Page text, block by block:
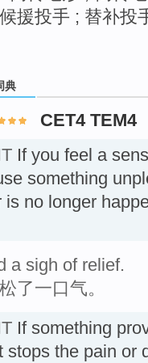
候援投手 ; 替补投
典
CET4 TEM4
If you feel a
something
is no longer
a sigh of relief.
了一口气。
If something
stops the pain or